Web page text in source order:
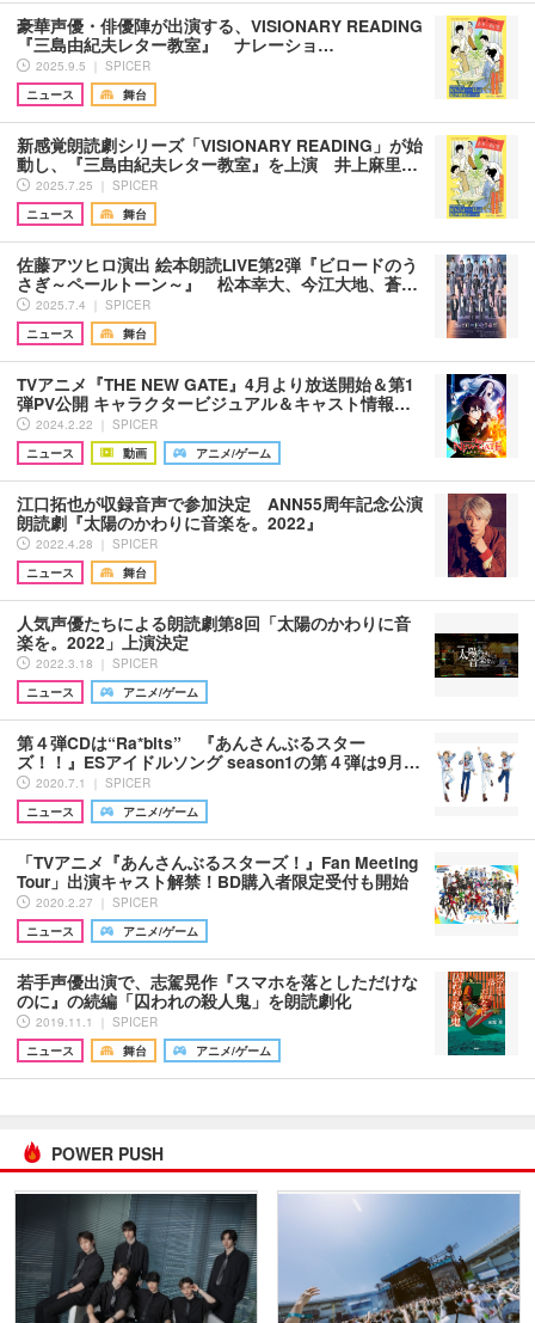
豪華声優・俳優陣が出演する、VISIONARY READING
『三島由紀夫レター教室』 ナレーショ…
2025.9.5 ｜ SPICER
ニュース
舞台
新感覚朗読劇シリーズ「VISIONARY READING」が始
動し、『三島由紀夫レター教室』を上演 井上麻里…
2025.7.25 ｜ SPICER
ニュース
舞台
佐藤アツヒロ演出 絵本朗読LIVE第2弾『ビロードのう
さぎ～ペールトーン～』 松本幸大、今江大地、蒼…
2025.7.4 ｜ SPICER
ニュース
舞台
TVアニメ『THE NEW GATE』4月より放送開始＆第1
弾PV公開 キャラクタービジュアル＆キャスト情報…
2024.2.22 ｜ SPICER
ニュース
動画 アニメ/ゲーム
江口拓也が収録音声で参加決定 ANN55周年記念公演
朗読劇『太陽のかわりに音楽を。2022』
2022.4.28 ｜ SPICER
ニュース
舞台
人気声優たちによる朗読劇第8回「太陽のかわりに音
楽を。2022」上演決定
2022.3.18 ｜ SPICER
ニュース
アニメ/ゲーム
第４弾CDは“Ra*bits” 『あんさんぶるスター
ズ！！』ESアイドルソング season1の第４弾は9月…
2020.7.1 ｜ SPICER
ニュース
アニメ/ゲーム
「TVアニメ『あんさんぶるスターズ！』Fan Meeting
Tour」出演キャスト解禁！BD購入者限定受付も開始
2020.2.27 ｜ SPICER
ニュース
アニメ/ゲーム
若手声優出演で、志駕晃作『スマホを落としただけな
のに』の続編「囚われの殺人鬼」を朗読劇化
2019.11.1 ｜ SPICER
ニュース
舞台 アニメ/ゲーム
POWER PUSH